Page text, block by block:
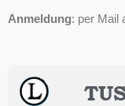
Anmeldung: per Mail